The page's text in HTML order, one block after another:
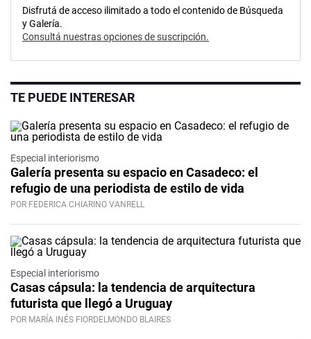
Disfrutá de acceso ilimitado a todo el contenido de Búsqueda
y Galería.
Consultá nuestras opciones de suscripción.
TE PUEDE INTERESAR
Especial interiorismo
Galería presenta su espacio en Casadeco: el
refugio de una periodista de estilo de vida
POR FEDERICA CHIARINO VANRELL
Especial interiorismo
Casas cápsula: la tendencia de arquitectura
futurista que llegó a Uruguay
POR MARÍA INÉS FIORDELMONDO BLAIRES